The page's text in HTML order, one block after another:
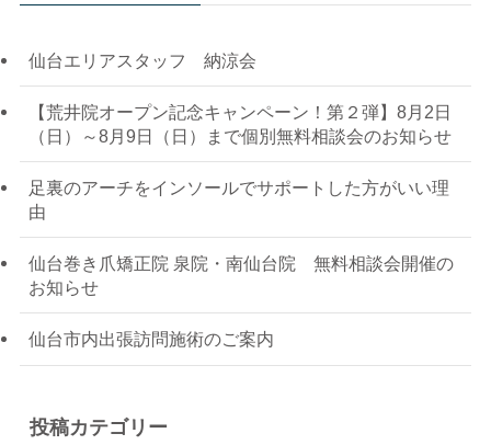
仙台エリアスタッフ 納涼会
【荒井院オープン記念キャンペーン！第２弾】8月2日
（日）～8月9日（日）まで個別無料相談会のお知らせ
足裏のアーチをインソールでサポートした方がいい理
由
仙台巻き爪矯正院 泉院・南仙台院 無料相談会開催の
お知らせ
仙台市内出張訪問施術のご案内
投稿カテゴリー